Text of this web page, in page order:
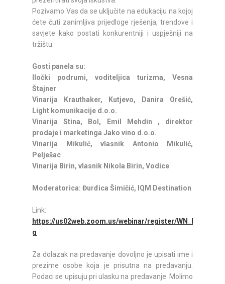
Pozivamo Vas da se uključite na edukaciju na kojoj
ćete čuti zanimljiva prijedloge rješenja, trendove i
savjete kako postati konkurentniji i uspješniji na
tržištu.
Gosti panela su:
Iločki podrumi, voditeljica turizma, Vesna
Štajner
Vinarija Krauthaker, Kutjevo, Danira Orešić,
Light komunikacije d.o.o.
Vinarija Stina, Bol, Emil Mehdin , direktor
prodaje i marketinga Jako vino d.o.o.
Vinarija Mikulić, vlasnik Antonio Mikulić,
Pelješac
Vinarija Birin, vlasnik Nikola Birin, Vodice
Moderatorica: Đurđica Šimičić, IQM Destination
Link:
https://us02web.zoom.us/webinar/register/
g
Za dolazak na predavanje dovoljno je upisati ime i
prezime osobe koja je prisutna na predavanju.
Podaci se upisuju pri ulasku na predavanje. Molimo